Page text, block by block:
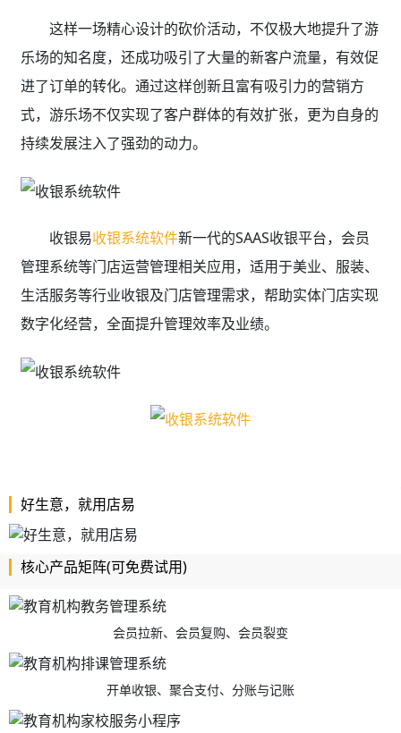
这样一场精心设计的砍价活动，不仅极大地提升了游
乐场的知名度，还成功吸引了大量的新客户流量，有效促
进了订单的转化。通过这样创新且富有吸引力的营销方
式，游乐场不仅实现了客户群体的有效扩张，更为自身的
持续发展注入了强劲的动力。
收银易收银系统软件新一代的SAAS收银平台， 会员
管理系统等门店运营管理相关应用， 适用于美业、服装、
生活服务等行业收银及门店管理需求，帮助实体门店实现
数字化经营，全面提升管理效率及业绩。
好生意，就用店易
核心产品矩阵(可免费试用)
会员拉新、会员复购、会员裂变
开单收银、聚合支付、分账与记账